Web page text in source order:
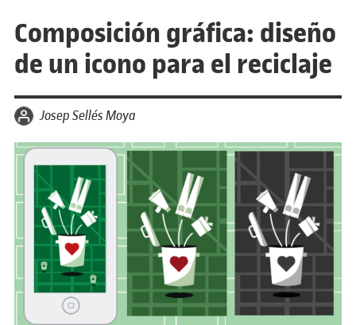
Composición gráfica: diseño
de un icono para el reciclaje
por Josep Sellés Moya